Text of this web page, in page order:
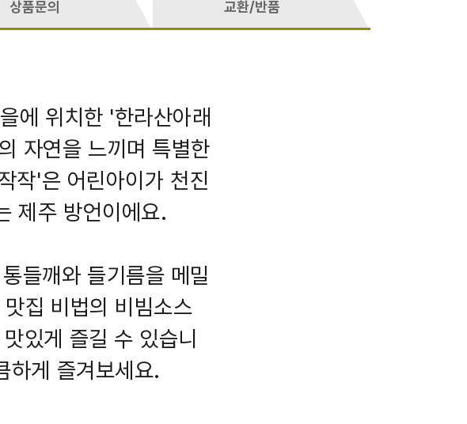
상품문의 교환/반품
에 위치한 '한라산아래
자연을 느끼며 특별한
작'은 어린아이가 천진
제주 방언이에요.
들깨와 들기름을 메밀
집 비법의 비빔소스
있게 즐길 수 있습니
하게 즐겨보세요.